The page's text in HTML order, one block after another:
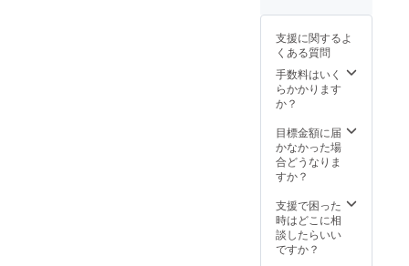
が同席
でない
と来店
不可と
させて
いただ
での来
店も不
可とさ
ます
【注意
事項】
・ご
日〜
2022年
11月１
日
（WEB
上で管
だきま
す）
肉握
り、デ
ザート)
【会員
様のご
予約方
みメー
ルで予
約を受
初回来
店時に
会員
カード
上で管
ていた
だきま
す。 2.
熊本県
コース
【１万
円】 (カ
馬肉
ユッ
ケ、馬
タンス
支援に関するよ
くある質問
手数料はいく
らかかります
か？
目標金額に届
かなかった場
合どうなりま
すか？
支援で困った
時はどこに相
談したらいい
ですか？